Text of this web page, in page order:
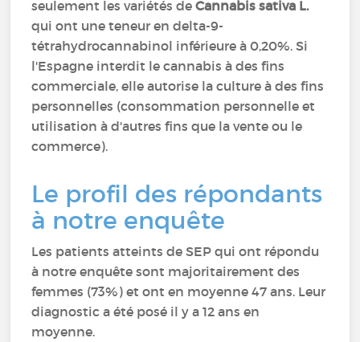
seulement les variétés deCannabis sativa L.
qui ont une teneur en delta-9-
tétrahydrocannabinol inférieure à 0,20%. Si
l'Espagne interdit le cannabis à des fins
commerciale, elle autorise la culture à des fins
personnelles (consommation personnelle et
utilisation à d'autres fins que la vente ou le
commerce).
Le profil des répondants
à notre enquête
Les patients atteints de SEP qui ont répondu
à notre enquête sont majoritairement des
femmes (73%) et ont en moyenne 47 ans. Leur
diagnostic a été posé il y a 12 ans en
moyenne.